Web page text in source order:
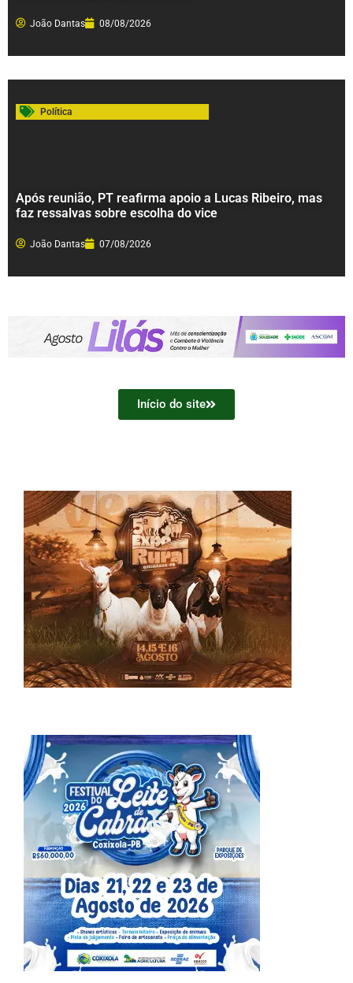
João Dantas 08/08/2026
Política
Após reunião, PT reafirma apoio a Lucas Ribeiro, mas
faz ressalvas sobre escolha do vice
João Dantas 07/08/2026
Início do site